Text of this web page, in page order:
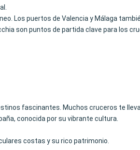
Los puertos de Valencia y Málaga
son puntos de partida clave para los
fascinantes. Muchos cruceros te
conocida por su vibrante cultura.
costas y su rico patrimonio.